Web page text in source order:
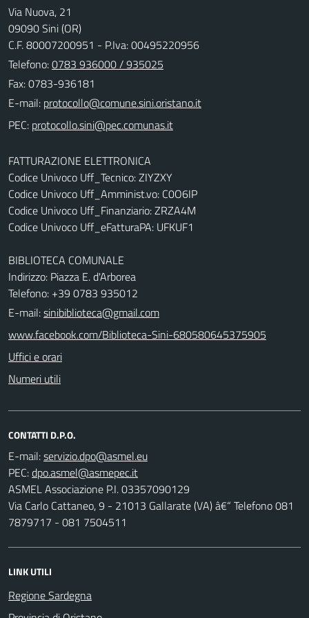
Via Nuova, 21
09090 Sini (OR)
C.F. 80007200951 - P.Iva: 00495220956
Telefono:0783 936000 / 935025
Fax: 0783-936181
E-mail:
PEC:
FATTURAZIONE ELETTRONICA
Codice Univoco Uff_Tecnico: ZIYZXY
Codice Univoco Uff_Amminist.vo: C0O6IP
Codice Univoco Uff_Finanziario: ZRZA4M
Codice Univoco Uff_eFatturaPA: UFKUF1
BIBLIOTECA COMUNALE
Indirizzo: Piazza E. d'Arborea
Telefono: +39 0783 935012
E-mail:sinibiblioteca@gmail.com
www.facebook.com/Biblioteca-Sini-680580645375905
Uffici e orari
Numeri utili
CONTATTI D.P.O.
E-mail:
PEC:
ASMEL Associazione P.I. 03357090129
Via Carlo Cattaneo, 9 - 21013 Gallarate (VA) â€“ Telefono 081
7879717 - 081 7504511
LINK UTILI
Regione Sardegna